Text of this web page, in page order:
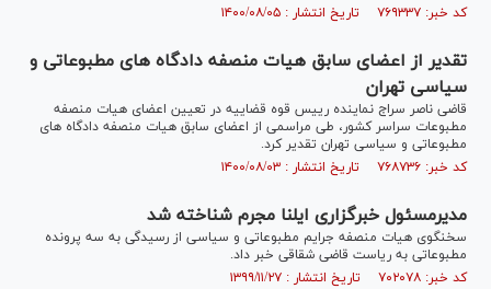
کد خبر: ۷۶۹۳۳۷ تاریخ انتشار : ۱۴۰۰/۰۸/۰۵
تقدیر از اعضای سابق هیات منصفه دادگاه های مطبوعاتی و
سیاسی تهران
قاضی ناصر سراج نماینده رییس قوه قضاییه در تعیین اعضای هیات منصفه
مطبوعات سراسر کشور، طی مراسمی از اعضای سابق هیات منصفه دادگاه های
مطبوعاتی و سیاسی تهران تقدیر کرد.
کد خبر: ۷۶۸۷۳۶ تاریخ انتشار : ۱۴۰۰/۰۸/۰۳
مدیرمسئول خبرگزاری ایلنا مجرم شناخته شد
سخنگوی هیات منصفه جرایم مطبوعاتی و سیاسی از رسیدگی به سه پرونده
مطبوعاتی به ریاست قاضی شقاقی خبر داد.
کد خبر: ۷۰۲۰۷۸ تاریخ انتشار : ۱۳۹۹/۱۱/۲۷